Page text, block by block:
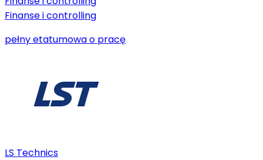
Finanse i controlling
pełny etatumowa o pracę
LS Technics